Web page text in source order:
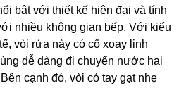
bật với thiết kế hiện đại và tính
nhiều không gian bếp. Với kiểu
vòi rửa này có cổ xoay linh
dễ dàng đi chuyển nước hai
cạnh đó, vòi có tay gạt nhẹ